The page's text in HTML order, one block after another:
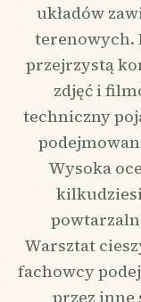
układów
terenowych.
przejrzystą
zdjęć i
techniczny
Wysoka
Warsztat
fachowcy
przez inne